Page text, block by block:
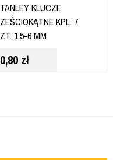
KLUCZE
KPL. 7
1,5-6 MM
zł